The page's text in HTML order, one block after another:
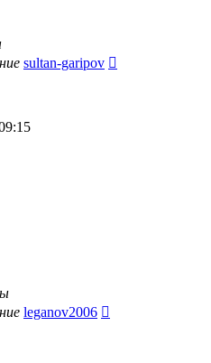
sultan-garipov
leganov2006